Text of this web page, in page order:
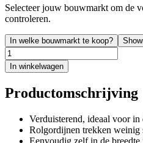
Selecteer jouw bouwmarkt om de
controleren.
In welke bouwmarkt te koop?
In winkelwagen
Productomschrijving
Verduisterend, ideaal voor in
Rolgordijnen trekken weinig
Eenvoudig zelf in de